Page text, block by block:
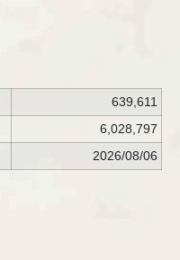
639,611
6,028,797
2026/08/06